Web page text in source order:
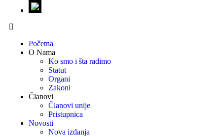
Početna
O Nama
Ko smo i šta radimo
Statut
Organi
Zakoni
Članovi
Članovi unije
Pristupnica
Novosti
Nova izdanja